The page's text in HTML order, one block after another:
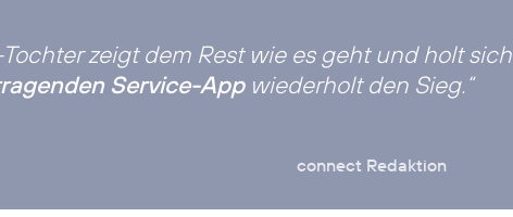
zeigt dem Rest wie es geht und holt sich
Service-Appwiederholt den Sieg.“
connect Redaktion